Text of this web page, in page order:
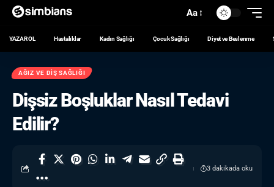
Aa
YAZAR OL Hastalıklar Kadın Sağlığı Çocuk Sağlığı Diyet ve Beslenme
AĞIZ VE DIŞ SAĞLIĞI
Dişsiz Boşluklar Nasıl Tedavi
Edilir?
3 dakikada oku